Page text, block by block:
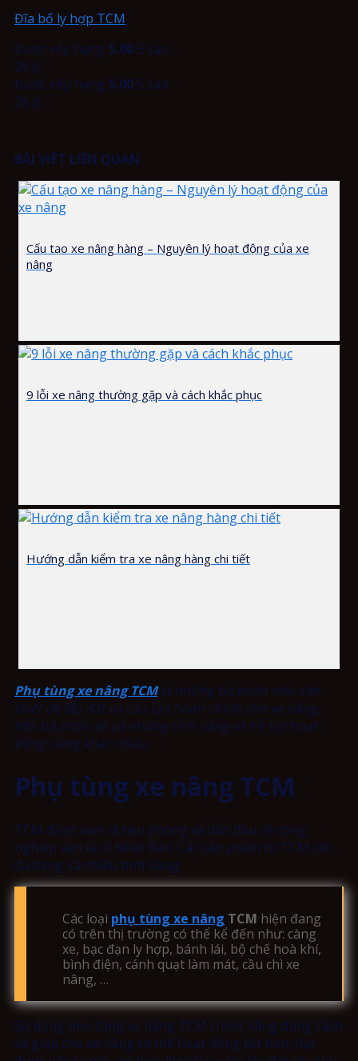
Đĩa bố ly hợp TCM
Được xếp hạng 5.00 5 sao
26 ₫
Được xếp hạng 5.00 5 sao
26 ₫
BÀI VIẾT LIÊN QUAN
Cấu tạo xe nâng hàng – Nguyên lý hoạt động của xe
nâng
9 lỗi xe nâng thường gặp và cách khắc phục
Hướng dẫn kiểm tra xe nâng hàng chi tiết
Phụ tùng xe nâng TCMlà những bộ phận nhỏ cần
thiết để lắp đặt và cấu tạo hoàn chỉnh cho xe nâng.
Mỗi bộ phận sẽ có những tính năng và hỗ trợ hoạt
động riêng khác nhau.
Phụ tùng xe nâng TCM
TCM được xem là tiên phong và dẫn đầu về công
nghiệp vận tải ở Nhật Bản. Các sản phẩm từ TCM rất
đa dạng và nhiều tính năng
Các loại phụ tùng xe nâng TCM hiện đang
có trên thị trường có thể kể đến như: càng
xe, bạc đạn ly hợp, bánh lái, bộ chế hoà khí,
bình điện, cánh quạt làm mát, cầu chì xe
nâng, …
Sử dụng phụ tùng xe nâng TCM chính hãng đúng cách
sẽ giúp cho xe nâng có thể hoạt động tốt hơn, đạt